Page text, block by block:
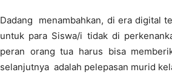
Dadang menambahkan, di era digital
untuk para Siswa/i tidak di
peran orang tua harus bisa
selanjutnya adalah pelepasan murid